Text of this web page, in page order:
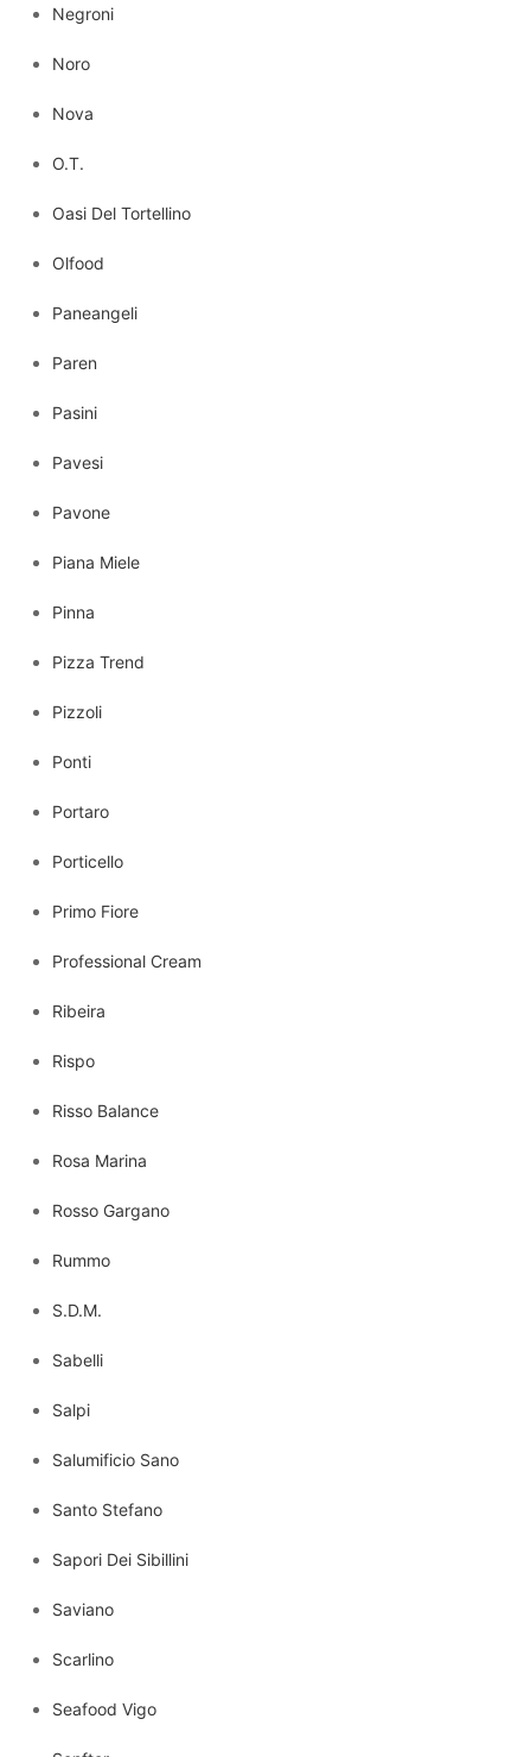
Negroni
Noro
Nova
O.T.
Oasi Del Tortellino
Olfood
Paneangeli
Paren
Pasini
Pavesi
Pavone
Piana Miele
Pinna
Pizza Trend
Pizzoli
Ponti
Portaro
Porticello
Primo Fiore
Professional Cream
Ribeira
Rispo
Risso Balance
Rosa Marina
Rosso Gargano
Rummo
S.D.M.
Sabelli
Salpi
Salumificio Sano
Santo Stefano
Sapori Dei Sibillini
Saviano
Scarlino
Seafood Vigo